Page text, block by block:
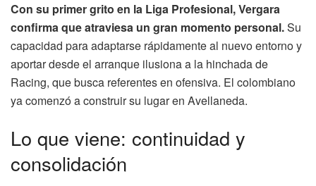
Con su primer grito en la Liga Profesional, Vergara
confirma que atraviesa un gran momento personal.Su
capacidad para adaptarse rápidamente al nuevo entorno y
aportar desde el arranque ilusiona a la hinchada de
Racing, que busca referentes en ofensiva. El colombiano
ya comenzó a construir su lugar en Avellaneda.
Lo que viene: continuidad y
consolidación